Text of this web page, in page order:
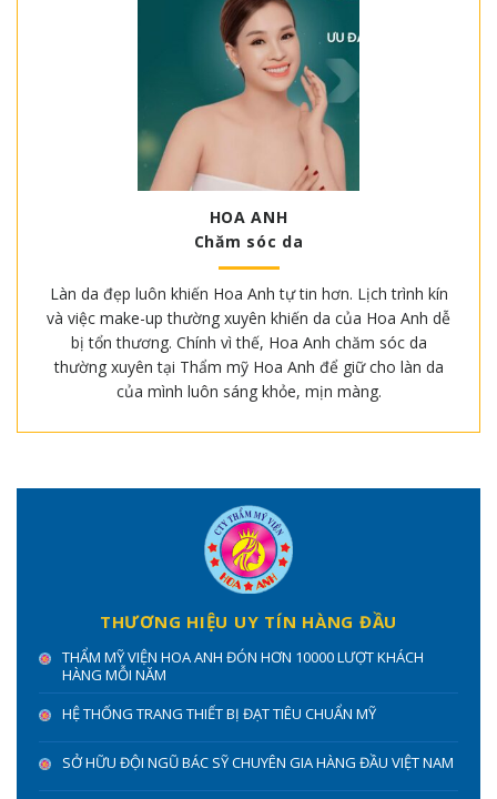
HOA ANH
Chăm sóc da
Làn da đẹp luôn khiến Hoa Anh tự tin hơn. Lịch trình kín
và việc make-up thường xuyên khiến da của Hoa Anh dễ
bị tổn thương. Chính vì thế, Hoa Anh chăm sóc da
thường xuyên tại Thẩm mỹ Hoa Anh để giữ cho làn da
của mình luôn sáng khỏe, mịn màng.
THƯƠNG HIỆU UY TÍN HÀNG ĐẦU
THẨM MỸ VIỆN HOA ANH ĐÓN HƠN 10000 LƯỢT KHÁCH
HÀNG MỖI NĂM
HỆ THỐNG TRANG THIẾT BỊ ĐẠT TIÊU CHUẨN MỸ
SỞ HỮU ĐỘI NGŨ BÁC SỸ CHUYÊN GIA HÀNG ĐẦU VIỆT NAM